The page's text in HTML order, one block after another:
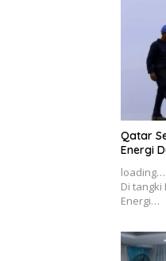
Qatar
Energi
loading…
Di tangki
Energi…